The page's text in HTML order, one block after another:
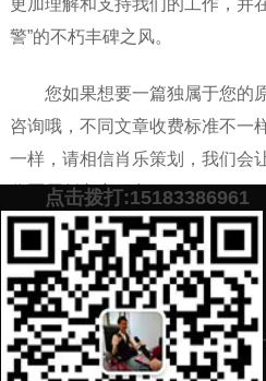
警”的不朽丰碑之风。
您如果想要一篇独属于您的
咨询哦，不同文章收费标准不一
一样，请相信肖乐策划，我们会
代写原创文章服务。
预约营销老师 添加微信号：
案！
上一篇：作为一名幼儿园教师该如何
精神（代写文案该如何收费）
点击拨打:15183386961